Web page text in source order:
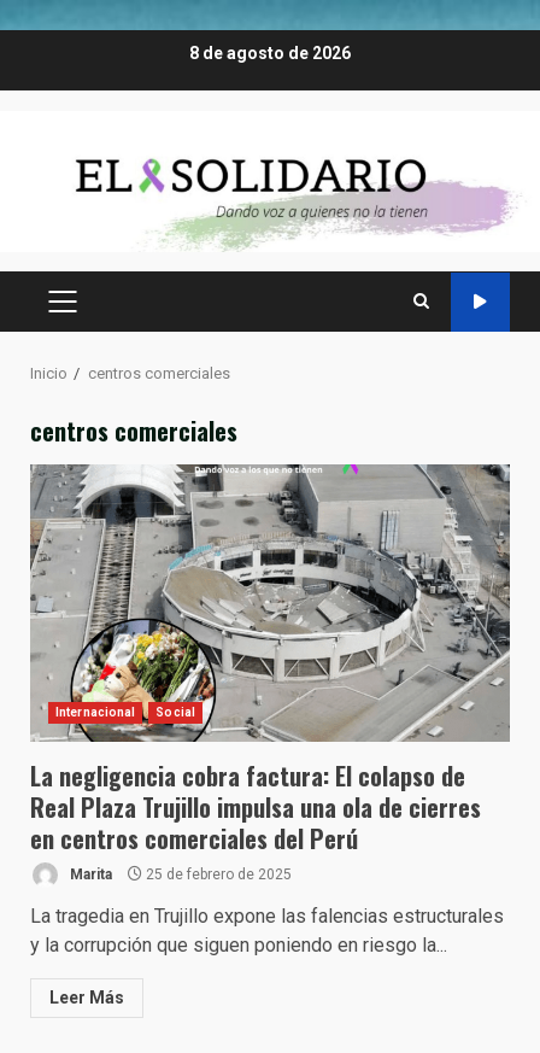
8 de agosto de 2026
MENÚ
Inicio centros comerciales
centros comerciales
Internacional Social
La negligencia cobra factura: El colapso de
Real Plaza Trujillo impulsa una ola de cierres
en centros comerciales del Perú
Marita 25 de febrero de 2025
La tragedia en Trujillo expone las falencias estructurales
y la corrupción que siguen poniendo en riesgo la...
Leer Más